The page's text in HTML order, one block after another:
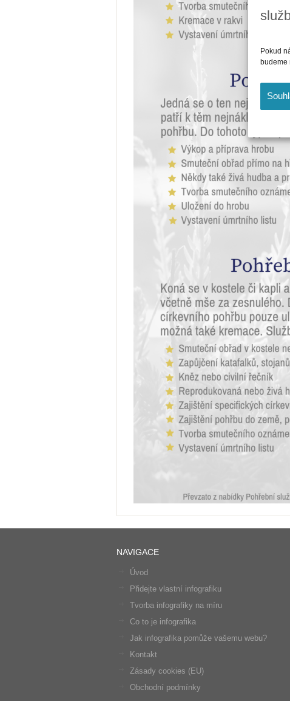
Pokud
budeme
NAVIGACE
Úvod
Přidejte vlastní infografiku
Tvorba infografiky na míru
Co to je infografika
Jak infografika pomůže vašemu webu?
Kontakt
Zásady cookies (EU)
Obchodní podmínky